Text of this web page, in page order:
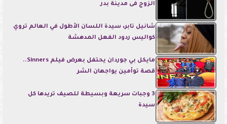
الزوج فى مدينة بدر
شانيل تابر، سيدة اللسان الأطول في العالم تروي
كواليس ردود الفعل المدهشة
مايكل بي جوردان يحتفل بعرض فيلم Sinners..
قصة توأمين يواجهان الشر
3 وجبات سريعة وبسيطة للصيف تريدها كل
سيدة